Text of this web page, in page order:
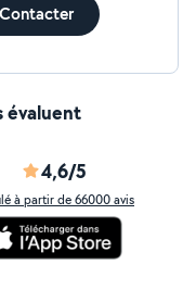
d'y répondre
mensuel'' ...
Contacter
évaluent
4,6/5
à partir de 66000 avis